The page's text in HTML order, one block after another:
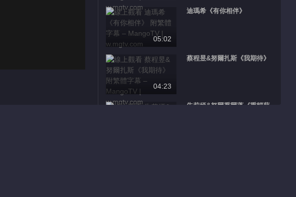
05:02
迪瑪希《有你相伴》
04:23
蔡程昱&努爾扎斯《我期待》
朱莉婭&努爾喬爾蓬《重歸蘇